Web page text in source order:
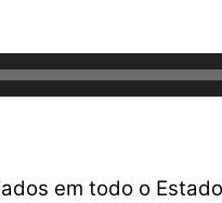
em todo o